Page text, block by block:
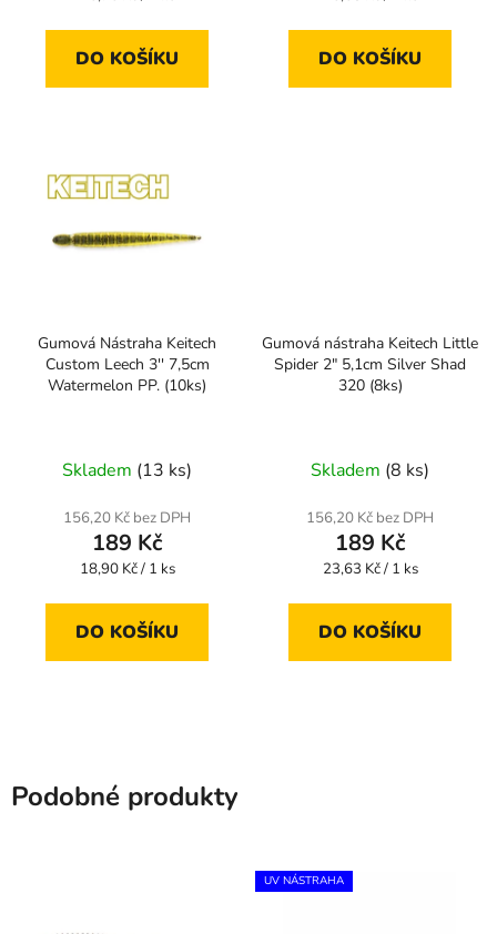
DO KOŠÍKU DO KOŠÍKU
Gumová Nástraha Keitech
Custom Leech 3'' 7,5cm
Watermelon PP. (10ks)
Skladem (13 ks)
156,20 Kč bez DPH
189 Kč
Měrná
18,90 Kč / 1 ks
DO KOŠÍKU
Gumová nástraha Keitech Little
Spider 2" 5,1cm Silver Shad
320 (8ks)
Skladem (8 ks)
156,20 Kč bez DPH
189 Kč
Měrná
23,63 Kč / 1 ks
DO KOŠÍKU
Podobné produkty
UV NÁSTRAHA